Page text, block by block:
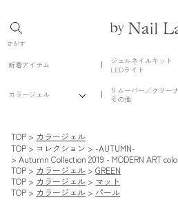
さがす
新着アイテム
ジェルネイルキット
LEDライト
カラージェル
リムーバー／クリー
その他
TOP
カラージェル
TOP
コレクション
-AUTUMN-
Autumn Collection 2019 - MODERN ART
TOP
カラージェル
GREEN
TOP
カラージェル
マット
TOP
カラージェル パール